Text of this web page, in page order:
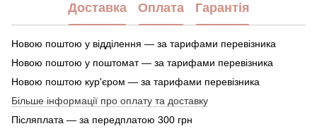
Доставка Оплата Гарантія
Новою поштою у відділення — за тарифами перевізника
Новою поштою у поштомат — за тарифами перевізника
Новою поштою кур'єром — за тарифами перевізника
Більше інформації про оплату та доставку
Післяплата — за передплатою 300 грн